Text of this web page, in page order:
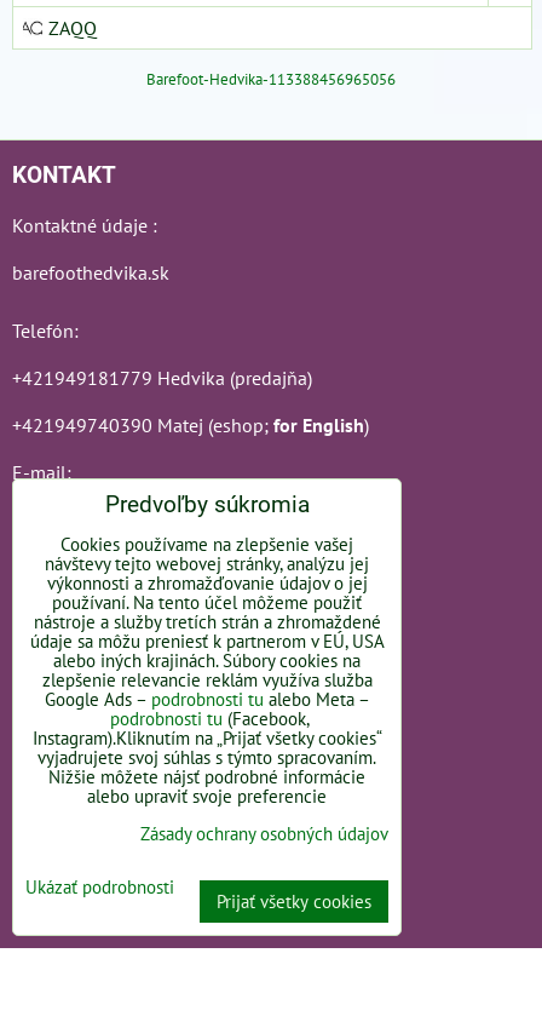
ZAQQ
Barefoot-Hedvika-113388456965056
KONTAKT
Kontaktné údaje :
barefoothedvika.sk
Telefón:
+421949181779 Hedvika (predajňa)
+421949740390 Matej (eshop; for English)
E-mail:
barefoothedvika@gmail.com
OBJEDNÁVKY
Stav objednávky
ADRESA PREDAJNE:
Bratislavská 110
Slovakia
OTVÁRACIE HODINY -
LINK
Predvoľby súkromia
Cookies používame na zlepšenie vašej
návštevy tejto webovej stránky, analýzu jej
výkonnosti a zhromažďovanie údajov o jej
používaní. Na tento účel môžeme použiť
nástroje a služby tretích strán a zhromaždené
údaje sa môžu preniesť k partnerom v EÚ, USA
alebo iných krajinách. Súbory cookies na
zlepšenie relevancie reklám využíva služba
Google Ads – podrobnosti tu alebo Meta –
podrobnosti tu (Facebook,
Instagram).Kliknutím na „Prijať všetky cookies“
vyjadrujete svoj súhlas s týmto spracovaním.
Nižšie môžete nájsť podrobné informácie
alebo upraviť svoje preferencie
Zásady ochrany osobných údajov
Ukázať podrobnosti
Prijať všetky cookies